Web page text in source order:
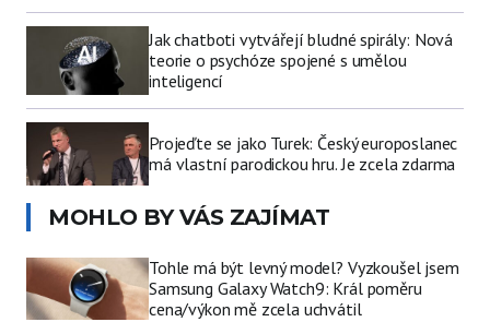
Jak chatboti vytvářejí bludné spirály: Nová
teorie o psychóze spojené s umělou
inteligencí
Projeďte se jako Turek: Český europoslanec
má vlastní parodickou hru. Je zcela zdarma
MOHLO BY VÁS ZAJÍMAT
Tohle má být levný model? Vyzkoušel jsem
Samsung Galaxy Watch9: Král poměru
cena/výkon mě zcela uchvátil